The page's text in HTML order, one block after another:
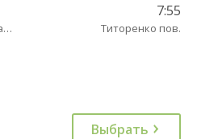
Новоузенск (ул 1-ый микрорайон 12)
7:55
Титоренко пов.
Выбрать